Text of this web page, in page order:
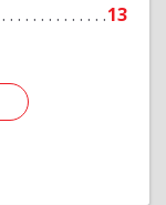
13